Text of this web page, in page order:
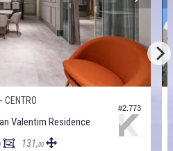
#2.773
CENTRO
Valentim Residence
131,00